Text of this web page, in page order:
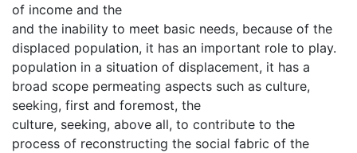
of income and the
and the inability to meet basic needs, because of the
displaced population, it has an important role to play.
population in a situation of displacement, it has a
broad scope permeating aspects such as culture,
seeking, first and foremost, the
culture, seeking, above all, to contribute to the
process of reconstructing the social fabric of the